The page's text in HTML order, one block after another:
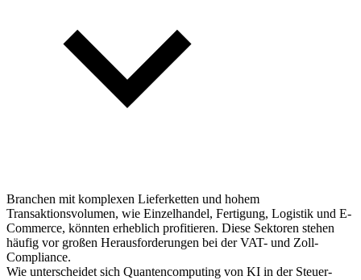
Branchen mit komplexen Lieferketten und hohem
Transaktionsvolumen, wie Einzelhandel, Fertigung, Logistik und E-
Commerce, könnten erheblich profitieren. Diese Sektoren stehen
häufig vor großen Herausforderungen bei der VAT- und Zoll-
Compliance.
Wie unterscheidet sich Quantencomputing von KI in der Steuer-